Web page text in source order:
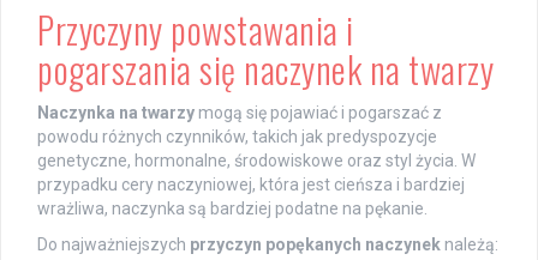
Przyczyny powstawania i
pogarszania się naczynek na twarzy
Naczynka na twarzy mogą się pojawiać i pogarszać z
powodu różnych czynników, takich jak predyspozycje
genetyczne, hormonalne, środowiskowe oraz styl życia. W
przypadku cery naczyniowej, która jest cieńsza i bardziej
wrażliwa, naczynka są bardziej podatne na pękanie.
Do najważniejszych przyczyn popękanych naczynek należą: